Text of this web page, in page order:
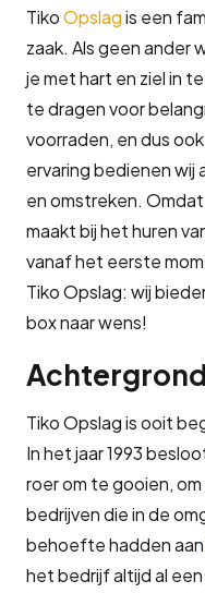
TikoOpslagis een
zaak. Als geen
je met hart en ziel in
te dragen voor
voorraden, en dus
ervaring bedienen wij
en omstreken.
maakt bij het huren
vanaf het eerste
Tiko Opslag: wij
box naar wens!
Achtergrond
Tiko Opslag is ooit
In het jaar 1993
roer om te gooien,
bedrijven die in de
behoefte hadden aan
het bedrijf altijd al